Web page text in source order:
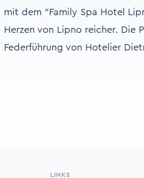
mit dem "Family Spa Hotel
Herzen von Lipno reicher.
Federführung von Hotelier
LINKS